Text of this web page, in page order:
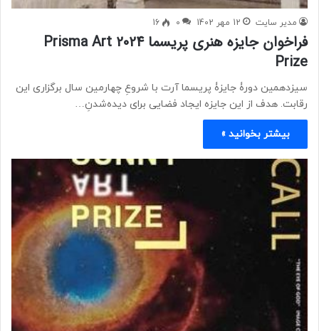
مدیر سایت 12 مهر 1402 0
16
فراخوان جایزه هنری پریسما 2024 Prisma Art
Prize
سیزدهمین دورۀ جایزۀ پریسما آرت با شروعِ چهارمین سال برگزاری این
رقابت. هدف از این جایزه ایجاد فضایی برای دیده‌شدنِ…
بیشتر بخوانید »